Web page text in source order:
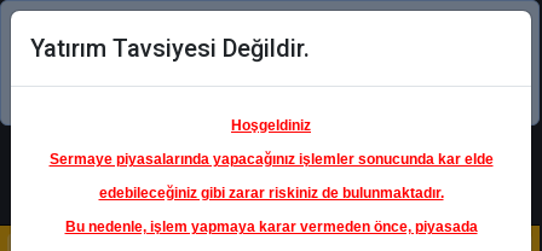
Şimdi uygulamayı indirin!
Yatırım Tavsiyesi Değildir.
Hoşgeldiniz
Sermaye piyasalarında yapacağınız işlemler sonucunda kar elde
edebileceğiniz gibi zarar riskiniz de bulunmaktadır.
Bu nedenle, işlem yapmaya karar vermeden önce, piyasada